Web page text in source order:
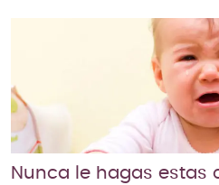
Nunca le hagas estas